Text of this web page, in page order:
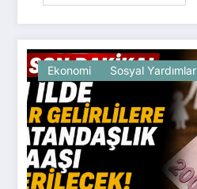
Ekonomi Sosyal Yardımlar